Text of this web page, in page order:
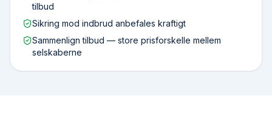
tilbud
Sikring mod indbrud anbefales kraftigt
Sammenlign tilbud — store prisforskelle mellem
selskaberne